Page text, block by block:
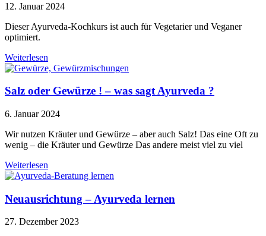
12. Januar 2024
Dieser Ayurveda-Kochkurs ist auch für Vegetarier und Veganer
optimiert.
Weiterlesen
Salz oder Gewürze ! – was sagt Ayurveda ?
6. Januar 2024
Wir nutzen Kräuter und Gewürze – aber auch Salz! Das eine Oft zu
wenig – die Kräuter und Gewürze Das andere meist viel zu viel
Weiterlesen
Neuausrichtung – Ayurveda lernen
27. Dezember 2023